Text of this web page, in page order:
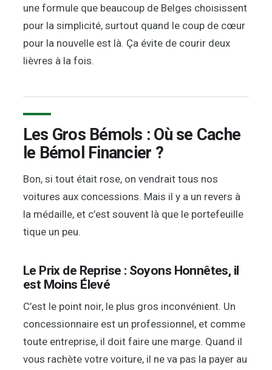
une formule que beaucoup de Belges choisissent
pour la simplicité, surtout quand le coup de cœur
pour la nouvelle est là. Ça évite de courir deux
lièvres à la fois.
Les Gros Bémols : Où se Cache
le Bémol Financier ?
Bon, si tout était rose, on vendrait tous nos
voitures aux concessions. Mais il y a un revers à
la médaille, et c’est souvent là que le portefeuille
tique un peu.
Le Prix de Reprise : Soyons Honnêtes, il
est Moins Élevé
C’est le point noir, le plus gros inconvénient. Un
concessionnaire est un professionnel, et comme
toute entreprise, il doit faire une marge. Quand il
vous rachète votre voiture, il ne va pas la payer au